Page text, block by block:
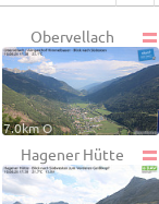
Obervellach
7.0km O
Hagener Hütte